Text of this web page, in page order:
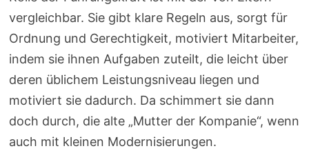
vergleichbar. Sie gibt klare Regeln aus, sorgt für
Ordnung und Gerechtigkeit, motiviert Mitarbeiter,
indem sie ihnen Aufgaben zuteilt, die leicht über
deren üblichem Leistungsniveau liegen und
motiviert sie dadurch. Da schimmert sie dann
doch durch, die alte „Mutter der Kompanie“, wenn
auch mit kleinen Modernisierungen.